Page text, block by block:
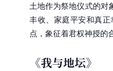
土地作为祭地仪式的对
丰收、家庭平安和真
点，象征着君权神授的
《我与地坛》